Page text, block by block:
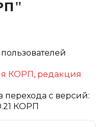
КОРП, редакция
перехода c версий:
КОРП